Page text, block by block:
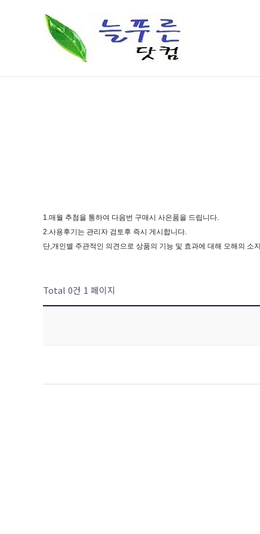
1.매월 추첨을 통하여 다음번 구매시 사은품을 드립니다.
2.사용후기는 관리자 검토후 즉시 게시합니다.
단,개인별 주관적인 의견으로 상품의 기능 및 효과에 대해 오해의 소
Total 0건 1 페이지